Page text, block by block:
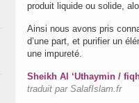
produit liquide ou solide,
Ainsi nous avons pris
d’une part, et purifier un
une impureté.
Sheikh Al ‘Uthaymin /
traduit par SalafIslam.fr